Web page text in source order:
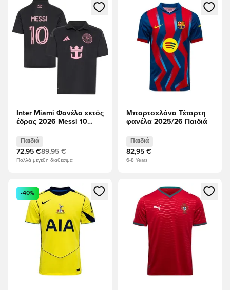
Ανοίγει ένα Modal για να συνδεθείτε ή να εγγραφείτε ως
Inter Miami Φανέλα εκτός
έδρας 2026 Messi 10
Παιδιά
72,95 €89,95 €
Πολλά μεγέθη διαθέσιμα
Ανοίγει ένα Modal για να
Μπαρτσελόνα Τέταρτη
φανέλα 2025/26 Παιδιά
Παιδιά
82,95 €
6-8 Years
Ανοίγει ένα Modal για να συνδεθείτε ή να εγγραφείτε ως
-40%
Ανοίγει ένα Modal για να